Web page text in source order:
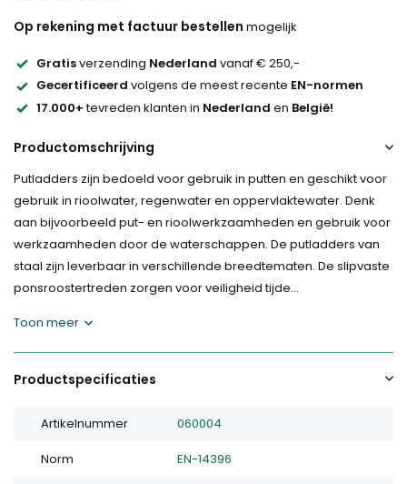
Op rekening met factuur bestellen mogelijk
Gratisverzending Nederland vanaf € 250,-
Gecertificeerd volgens de meest recente EN-normen
17.000+tevreden klanten in Nederland en België!
Productomschrijving
Putladders zijn bedoeld voor gebruik in putten en geschikt voor
gebruik in rioolwater, regenwater en oppervlaktewater. Denk
aan bijvoorbeeld put- en rioolwerkzaamheden en gebruik voor
werkzaamheden door de waterschappen. De putladders van
staal zijn leverbaar in verschillende breedtematen. De slipvaste
ponsroostertreden zorgen voor veiligheid tijde...
Toon meer
Productspecificaties
Artikelnummer 060004
Norm EN-14396